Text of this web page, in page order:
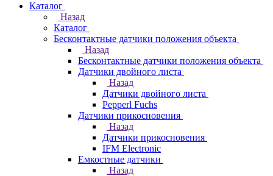
Каталог
Назад
Каталог
Бесконтактные датчики положения объекта
Назад
Бесконтактные датчики положения объекта
Датчики двойного листа
Назад
Датчики двойного листа
Pepperl Fuchs
Датчики прикосновения
Назад
Датчики прикосновения
IFM Electronic
Емкостные датчики
Назад